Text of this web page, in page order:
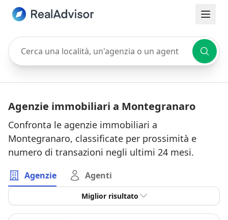
Cerca una località, un'agenzia o un agente
Agenzie immobiliari a Montegranaro
Confronta le agenzie immobiliari a
Montegranaro, classificate per prossimità e
numero di transazioni negli ultimi 24 mesi.
Agenzie Agenti
Miglior risultato